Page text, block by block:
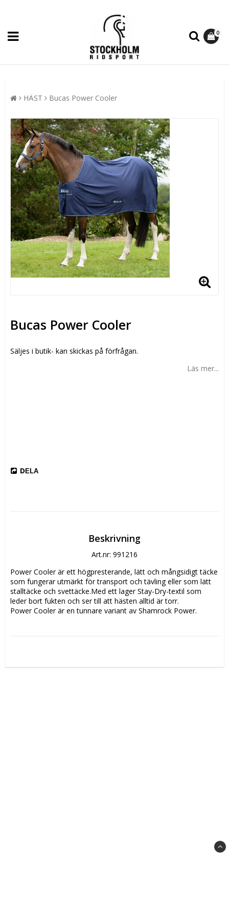
0
HÄST Bucas Power Cooler
Bucas Power Cooler
Säljes i butik- kan skickas på förfrågan.
Läs mer...
DELA
Beskrivning
Art.nr: 991216
Power Cooler är ett högpresterande, lätt och mångsidigt täcke
som fungerar utmärkt för transport och tävling eller som lätt
stalltäcke och svettäcke.Med ett lager Stay-Dry-textil som
leder bort fukten och ser till att hästen alltid är torr.